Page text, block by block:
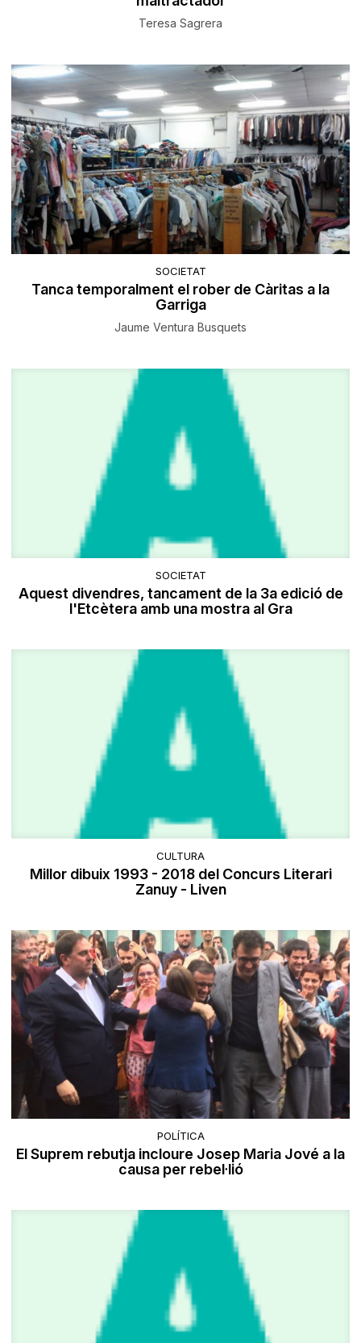
Teresa Sagrera
SOCIETAT
​Tanca temporalment el rober de Càritas a la
Garriga
Jaume Ventura Busquets
SOCIETAT
Aquest divendres, tancament de la 3a edició de
l'Etcètera amb una mostra al Gra
CULTURA
Millor dibuix 1993 - 2018 del Concurs Literari
Zanuy - Liven
POLÍTICA
El Suprem rebutja incloure Josep Maria Jové a la
causa per rebel·lió